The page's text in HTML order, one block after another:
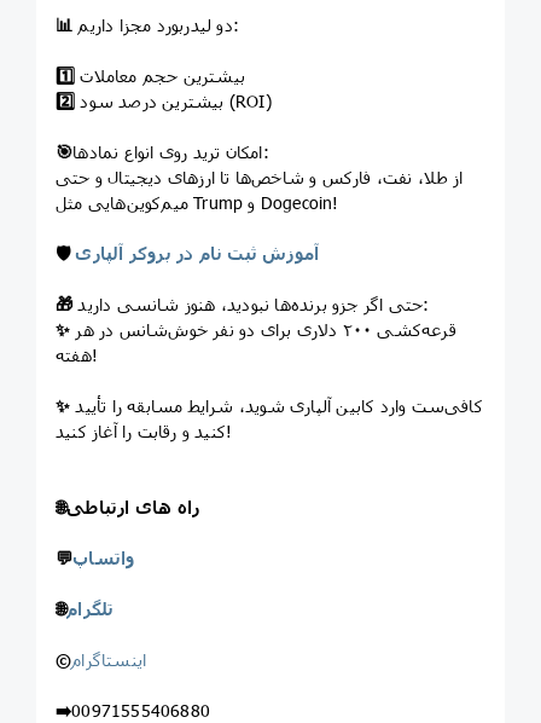
📊 دو لیدربورد مجزا داریم:
1️⃣ بیشترین حجم معاملات
2️⃣
بیشترین درصد سود (ROI)
🎯
امکان ترید روی انواع نمادها:
از طلا، نفت، فارکس و شاخص‌ها تا ارزهای دیجیتال و حتی
میم‌کوین‌هایی مثل Trump و Dogecoin!
🛡 آموزش ثبت نام در بروکر آلپاری
🎁
حتی اگر جزو برنده‌ها نبودید، هنوز شانسی دارید:
✨
هفته!
✨
کنید و رقابت را آغاز کنید!
🌐راه های ارتباطی
💬واتساپ
🌐تلگرام
©️اینستاگرام
➡️00971555406880